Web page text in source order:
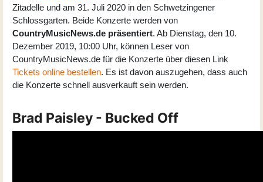
Zitadelle und am 31. Juli 2020 in den Schwetzingener
Schlossgarten. Beide Konzerte werden von
CountryMusicNews.de präsentiert. Ab Dienstag, den 10.
Dezember 2019, 10:00 Uhr, können Leser von
CountryMusicNews.de für die Konzerte über diesen Link
Tickets online bestellen. Es ist davon auszugehen, dass auch
die Konzerte schnell ausverkauft sein werden.
Brad Paisley - Bucked Off